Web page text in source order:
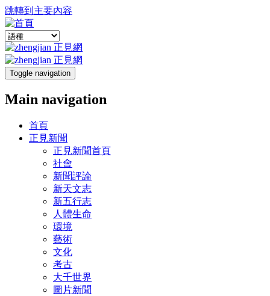
跳轉到主要內容
Toggle navigation
Main navigation
首頁
正見新聞
正見新聞首頁
社會
新聞評論
新天文志
新五行志
人體生命
環境
藝術
文化
考古
大千世界
圖片新聞